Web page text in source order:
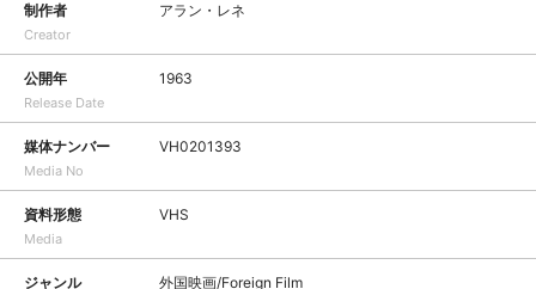
制作者
Creator
アラン・レネ
公開年
Release Date
1963
媒体ナンバー
Media No
VH0201393
資料形態
Media
VHS
ジャンル 外国映画/Foreign Film